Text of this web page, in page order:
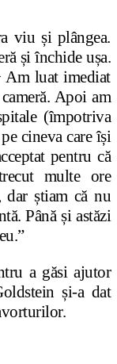
viu și plângea.
și închide ușa.
Am luat imediat
Apoi am
(împotriva
cineva care își
pentru că
multe ore
dar știam că nu
Până și astăzi
a găsi ajutor
și-a dat